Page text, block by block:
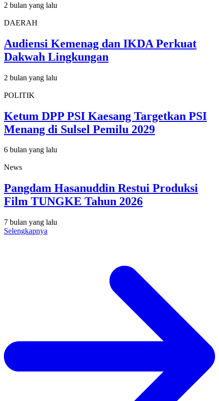
2 bulan yang lalu
DAERAH
Audiensi Kemenag dan IKDA Perkuat
Dakwah Lingkungan
2 bulan yang lalu
POLITIK
Ketum DPP PSI Kaesang Targetkan PSI
Menang di Sulsel Pemilu 2029
6 bulan yang lalu
News
Pangdam Hasanuddin Restui Produksi
Film TUNGKE Tahun 2026
7 bulan yang lalu
Selengkapnya